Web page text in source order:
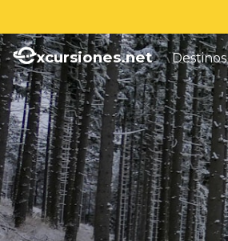
xcursiones.net Destinos